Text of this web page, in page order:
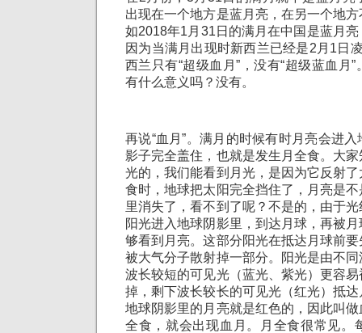
出现在一个地方是蓝月亮，在另一个地
如2018年1月31日的满月在中国是蓝月
因为当满月出现时新西兰已经是2月1日
西兰只有“超级血月”，没有“超级蓝血月
有什么意义吗？没有。
再说“血月”。满月的时候有时月亮会进
影子完全盖住，也就是发生月全食。大
光的，我们能看到月光，是因为它反射
食时，地球把太阳完全挡住了，月亮是
里消失了，看不到了呢？不是的，由于
阳光进入地球阴影里，到达月球，再被
够看到月亮。这部分阳光在抵达月球前
被大气分子散射掉一部分。阳光是由不
波长较短的可见光（蓝光、紫光）更容
掉，剩下波长较长的可见光（红光）抵
地球阴影里的月亮就是红色的，因此叫
全食，就会出现血月。月全食很常见。